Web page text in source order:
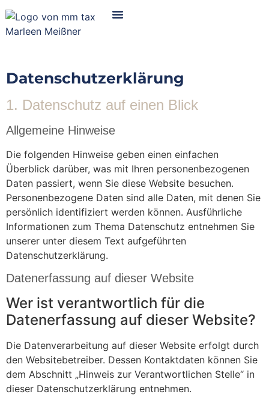
Datenschutz­erklärung
1. Datenschutz auf einen Blick
Allgemeine Hinweise
Die folgenden Hinweise geben einen einfachen
Überblick darüber, was mit Ihren personenbezogenen
Daten passiert, wenn Sie diese Website besuchen.
Personenbezogene Daten sind alle Daten, mit denen Sie
persönlich identifiziert werden können. Ausführliche
Informationen zum Thema Datenschutz entnehmen Sie
unserer unter diesem Text aufgeführten
Datenschutzerklärung.
Datenerfassung auf dieser Website
Wer ist verantwortlich für die
Datenerfassung auf dieser Website?
Die Datenverarbeitung auf dieser Website erfolgt durch
den Websitebetreiber. Dessen Kontaktdaten können Sie
dem Abschnitt „Hinweis zur Verantwortlichen Stelle“ in
dieser Datenschutzerklärung entnehmen.